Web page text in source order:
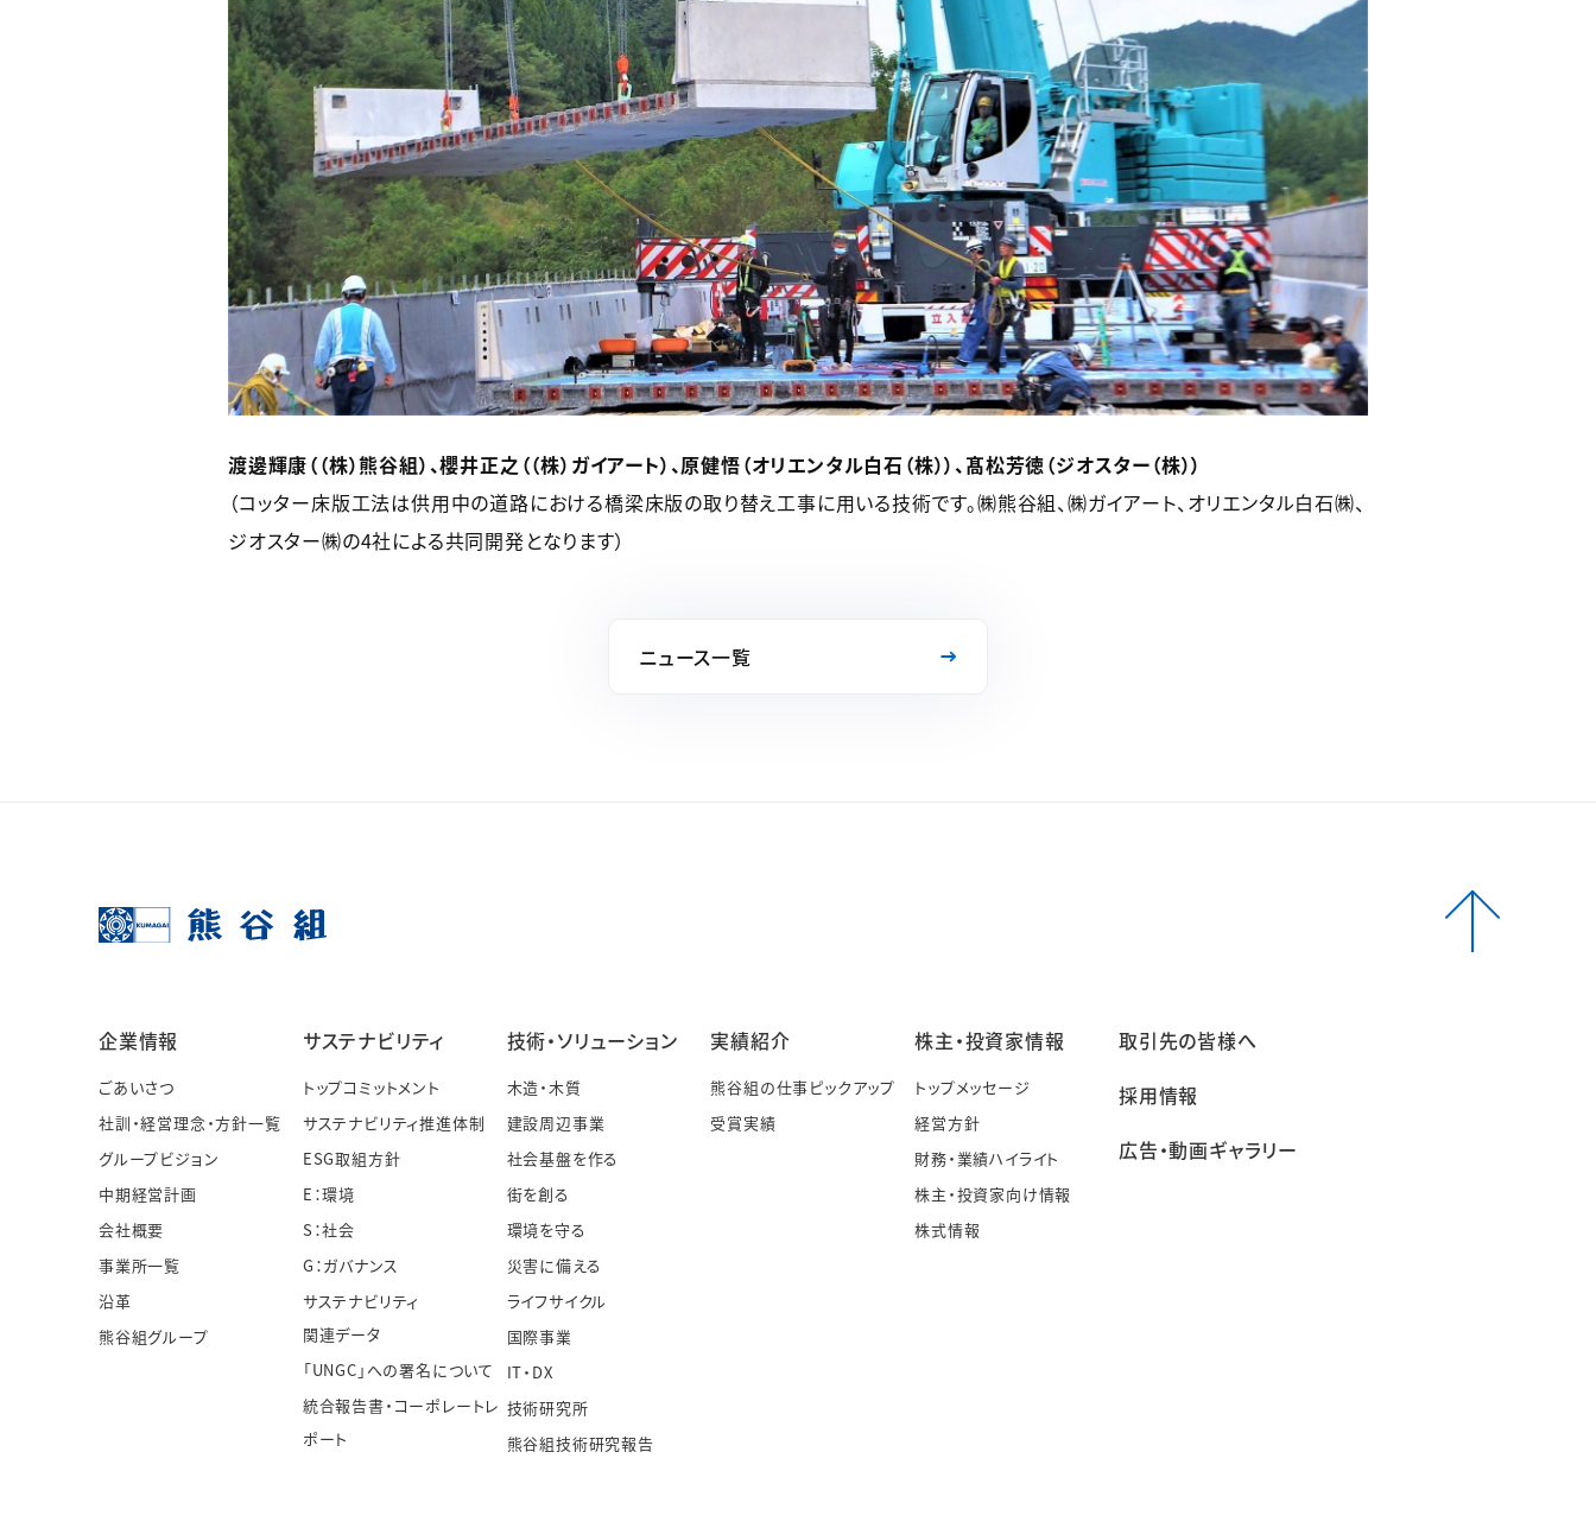
渡邊輝康（（株）熊谷組）、櫻井正之（（株）ガイアート）、原健悟（オリエンタル白石（株））、髙松芳徳（ジオスター（株））
（コッター床版工法は供用中の道路における橋梁床版の取り替え工事に用いる技術です。㈱熊谷組、㈱ガイアート、オリエンタル白石㈱、
ジオスター㈱の4社による共同開発となります）
ニュース一覧
企業情報
ごあいさつ
社訓・経営理念・方針一覧
グループビジョン
中期経営計画
会社概要
事業所一覧
沿革
熊谷組グループ
サステナビリティ
トップコミットメント
サステナビリティ推進体制
ESG取組方針
E：環境
S：社会
G：ガバナンス
サステナビリティ
関連データ
「UNGC」への署名について
統合報告書・コーポレートレ
ポート
技術・ソリューション
木造・木質
建設周辺事業
社会基盤を作る
街を創る
環境を守る
災害に備える
ライフサイクル
国際事業
IT・DX
技術研究所
熊谷組技術研究報告
実績紹介
熊谷組の仕事ピックアップ
受賞実績
株主・投資家情報
トップメッセージ
経営方針
財務・業績ハイライト
株主・投資家向け情報
株式情報
取引先の皆様へ
採用情報
広告・動画ギャラリー